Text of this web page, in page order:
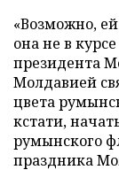
«Возможно,
она не в
президента
Молдавией
цвета
кстати,
румынского
праздника